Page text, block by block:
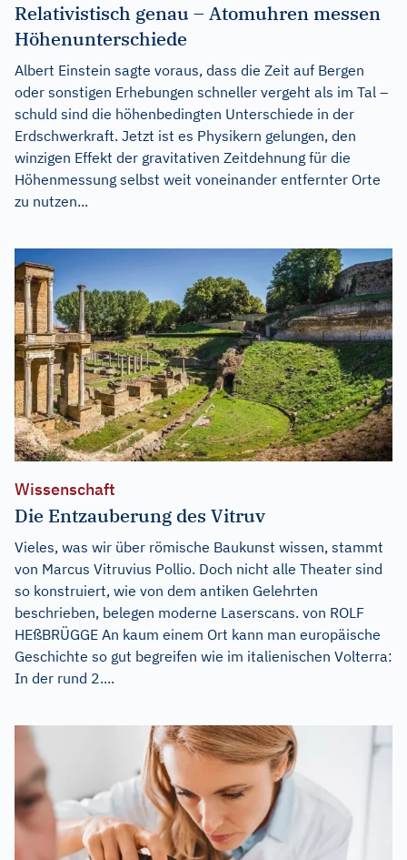
Relativistisch genau – Atomuhren messen
Höhenunterschiede
Albert Einstein sagte voraus, dass die Zeit auf Bergen
oder sonstigen Erhebungen schneller vergeht als im Tal –
schuld sind die höhenbedingten Unterschiede in der
Erdschwerkraft. Jetzt ist es Physikern gelungen, den
winzigen Effekt der gravitativen Zeitdehnung für die
Höhenmessung selbst weit voneinander entfernter Orte
zu nutzen...
Wissenschaft
Die Entzauberung des Vitruv
Vieles, was wir über römische Baukunst wissen, stammt
von Marcus Vitruvius Pollio. Doch nicht alle Theater sind
so konstruiert, wie von dem antiken Gelehrten
beschrieben, belegen moderne Laserscans. von ROLF
HEßBRÜGGE An kaum einem Ort kann man europäische
Geschichte so gut begreifen wie im italienischen Volterra:
In der rund 2....